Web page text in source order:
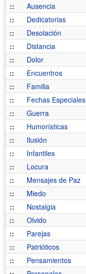
::
Ausencia
::
Dedicatorias
::
Desolación
::
Distancia
::
Dolor
::
Encuentros
::
Familia
::
Fechas Especiales
::
Guerra
::
Humorísticas
::
Ilusión
::
Infantiles
::
Locura
::
Mensajes de Paz
::
Miedo
::
Nostalgia
::
Olvido
::
Parejas
::
Patrióticos
::
Pensamientos